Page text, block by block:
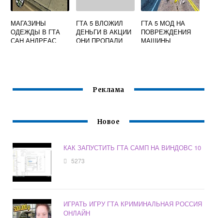
МАГАЗИНЫ
ОДЕЖДЫ В ГТА
САН АНДРЕАС
ГТА 5 ВЛОЖИЛ
ДЕНЬГИ В АКЦИИ
ОНИ ПРОПАЛИ
ГТА 5 МОД НА
ПОВРЕЖДЕНИЯ
МАШИНЫ
Реклама
Новое
КАК ЗАПУСТИТЬ ГТА САМП НА ВИНДОВС 10
5273
ИГРАТЬ ИГРУ ГТА КРИМИНАЛЬНАЯ РОССИЯ
ОНЛАЙН